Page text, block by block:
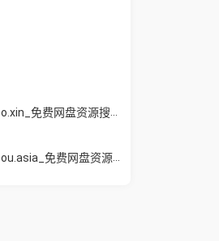
擎_夸克百度UC迅雷网盘聚合搜索_电影教程软件下载
引擎_夸克百度UC迅雷网盘聚合搜索_电影教程软件下载